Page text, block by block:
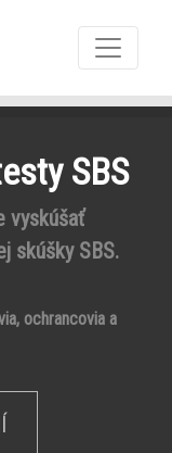
SBS
vyskúšať
skúšky SBS.
ochrancovia a